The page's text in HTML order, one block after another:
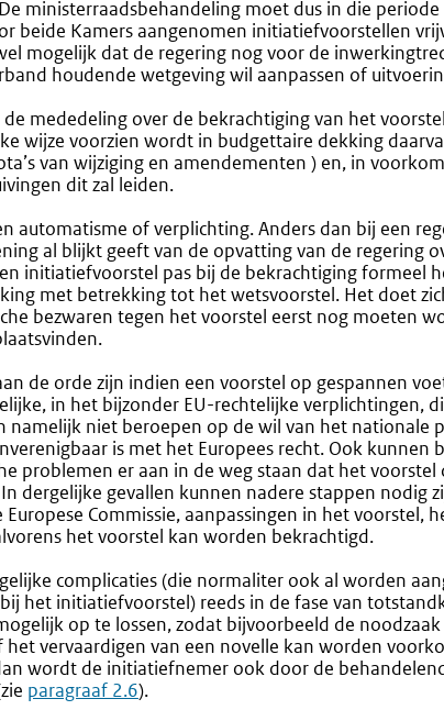
De ministerraadsbehandeling moet dus in die
beide Kamers aangenomen initiatiefvoorstellen
mogelijk dat de regering nog voor de
houdende wetgeving wil aanpassen of
mededeling over de bekrachtiging van het voorstel
wijze voorzien wordt in budgettaire dekking
van wijziging en amendementen ) en, in
dit zal leiden.
automatisme of verplichting. Anders dan bij een
al blijkt geeft van de opvatting van de regering
initiatiefvoorstel pas bij de bekrachtiging formeel
met betrekking tot het wetsvoorstel. Het doet
bezwaren tegen het voorstel eerst nog moeten
de orde zijn indien een voorstel op gespannen
in het bijzonder EU-rechtelijke verplichtingen,
namelijk niet beroepen op de wil van het nationale
is met het Europees recht. Ook kunnen
problemen er aan in de weg staan dat het
dergelijke gevallen kunnen nadere stappen nodig
Europese Commissie, aanpassingen in het voorstel,
het voorstel kan worden bekrachtigd.
complicaties (die normaliter ook al worden
het initiatiefvoorstel) reeds in de fase van
op te lossen, zodat bijvoorbeeld de
vervaardigen van een novelle kan worden
wordt de initiatiefnemer ook door de
paragraaf 2.6).